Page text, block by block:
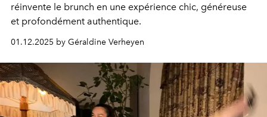
réinvente le brunch en une expérience chic, généreuse
et profondément authentique.
01.12.2025 by Géraldine Verheyen